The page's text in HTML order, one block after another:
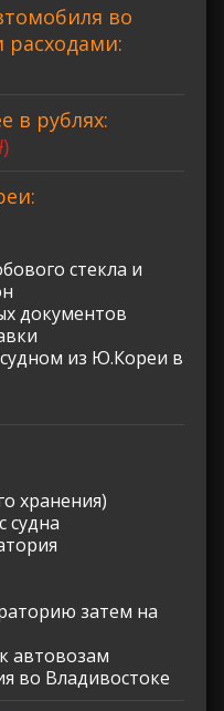
во
расходами:
в рублях:
стекла и
документов
из Ю.Кореи в
хранения)
судна
затем на
автовозам
во Владивостоке